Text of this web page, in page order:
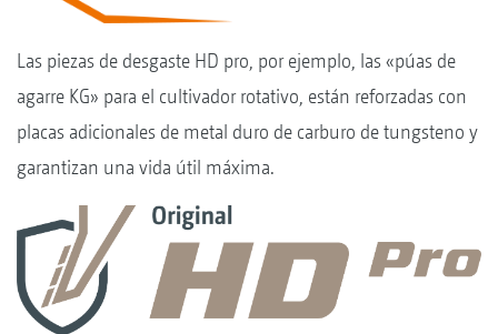
Las piezas de desgaste HD pro, por ejemplo, las «púas de
agarre KG» para el cultivador rotativo, están reforzadas con
placas adicionales de metal duro de carburo de tungsteno y
garantizan una vida útil máxima.